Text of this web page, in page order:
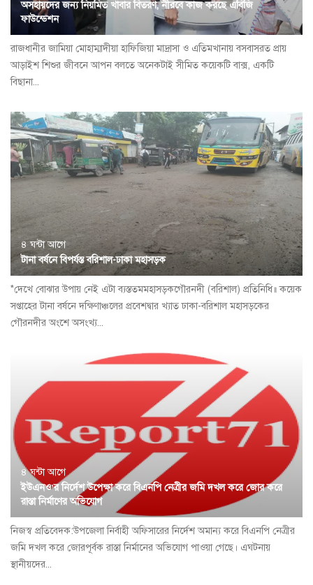
অসহায়দের জন্য নিয়মিত খাবার বিতরণ, নীরবে কাজ করছে এবিজি
ফাউন্ডেশন
রাজধানীর জামিয়া মোহাম্মাদীয়া হাফিজিয়া মাদ্রাসা ও এতিমখানায় বসবাসরত প্রায়
আড়াইশ শিশুর জীবনে আপন বলতে অনেকটাই সীমিত কয়েকটি বাক্স, একটি
বিছানা...
৪ ঘন্টা আগে
টানা বর্ষনে বিপর্যস্ত বরিশাল-ঢাকা মহাসড়ক
*দেখে বোঝার উপায় নেই এটা ব্যস্ততমমহাসড়কগৌরনদী (বরিশাল) প্রতিনিধি॥ কয়েক
সপ্তাহের টানা বর্ষনে দক্ষিণাঞ্চলের প্রবেশদ্বার খ্যাত ঢাকা-বরিশাল মহাসড়কের
গৌরনদীর অংশে অসংখ্য...
৪ ঘন্টা আগে
ইউএনও’র নির্দেশ উপেক্ষা করে বিএনপি নেত্রীর জমি দখল করে জোর করে
রাস্তা নির্মাণের অভিযোগ
নিজস্ব প্রতিবেদক:উপজেলা নির্বাহী অফিসারের নির্দেশ অমান্য করে বিএনপি নেত্রীর
জমি দখল করে জোরপূর্বক রাস্তা নির্মানের অভিযোগ পাওয়া গেছে। এঘটনায়
স্থানীয়দের...